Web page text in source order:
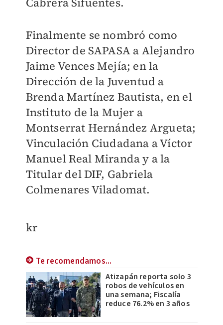
Finalmente se nombró como
Director de SAPASA a Alejandro
Jaime Vences Mejía; en la
Dirección de la Juventud a
Brenda Martínez Bautista, en el
Instituto de la Mujer a
Montserrat Hernández Argueta;
Vinculación Ciudadana a Víctor
Manuel Real Miranda y a la
Titular del DIF, Gabriela
Colmenares Viladomat.
kr
Te recomendamos...
Atizapán reporta solo 3
robos de vehículos en
una semana; Fiscalía
reduce 76.2% en 3 años